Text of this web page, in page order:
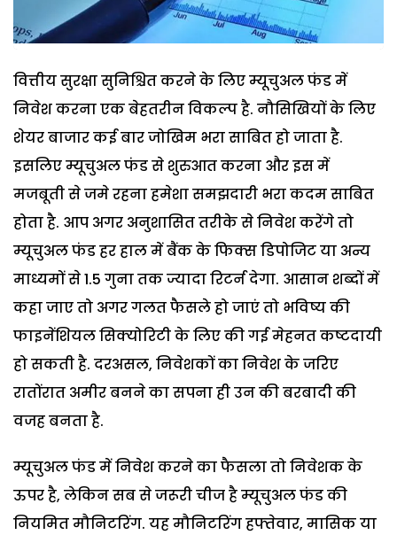
वित्तीय सुरक्षा सुनिश्चित करने के लिए म्यूचुअल फंड में
निवेश करना एक बेहतरीन विकल्प है. नौसिखियों के लिए
शेयर बाजार कई बार जोखिम भरा साबित हो जाता है.
इसलिए म्यूचुअल फंड से शुरुआत करना और इस में
मजबूती से जमे रहना हमेशा समझदारी भरा कदम साबित
होता है. आप अगर अनुशासित तरीके से निवेश करेंगे तो
म्यूचुअल फंड हर हाल में बैंक के फिक्स डिपोजिट या अन्य
माध्यमों से 1.5 गुना तक ज्यादा रिटर्न देगा. आसान शब्दों में
कहा जाए तो अगर गलत फैसले हो जाएं तो भविष्य की
फाइनेंशियल सिक्योरिटी के लिए की गई मेहनत कष्टदायी
हो सकती है. दरअसल, निवेशकों का निवेश के जरिए
रातोंरात अमीर बनने का सपना ही उन की बरबादी की
वजह बनता है.
म्यूचुअल फंड में निवेश करने का फैसला तो निवेशक के
ऊपर है, लेकिन सब से जरूरी चीज है म्यूचुअल फंड की
नियमित मौनिटरिंग. यह मौनिटरिंग हफ्तेवार, मासिक या